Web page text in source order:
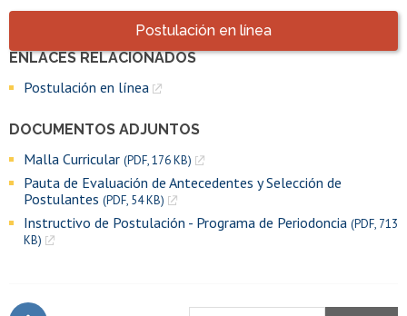
Accesos directosPostulación en línea
Enlaces y documentos de interés
ENLACES RELACIONADOS
Postulación en línea
DOCUMENTOS ADJUNTOS
Malla Curricular (PDF, 176 KB)
Pauta de Evaluación de Antecedentes y Selección de
Postulantes (PDF, 54 KB)
Instructivo de Postulación - Programa de Periodoncia (PDF, 713
KB)